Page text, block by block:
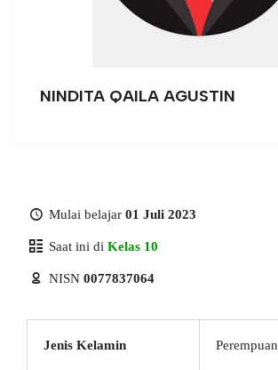
NINDITA QAILA AGUSTIN
Mulai belajar 01 Juli 2023
Saat ini di Kelas 10
NISN 0077837064
Jenis Kelamin Perempuan